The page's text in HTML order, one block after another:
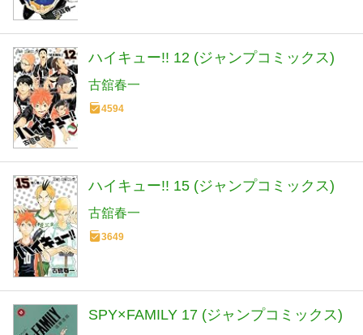
ハイキュー!! 12 (ジャンプコミックス)
古舘春一
4594
ハイキュー!! 15 (ジャンプコミックス)
古舘春一
3649
SPY×FAMILY 17 (ジャンプコミックス)